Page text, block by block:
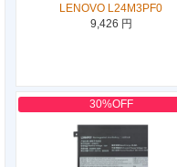
LENOVO L24M3PF0
9,426 円
30%OFF